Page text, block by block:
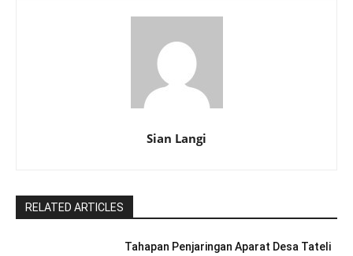
Sian Langi
RELATED ARTICLES
Tahapan Penjaringan Aparat Desa Tateli